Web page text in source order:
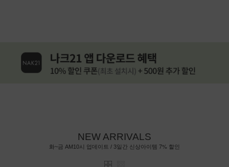
NEW ARRIVALS
화~금 AM10시 업데이트 / 3일간 신상아이템 7% 할인